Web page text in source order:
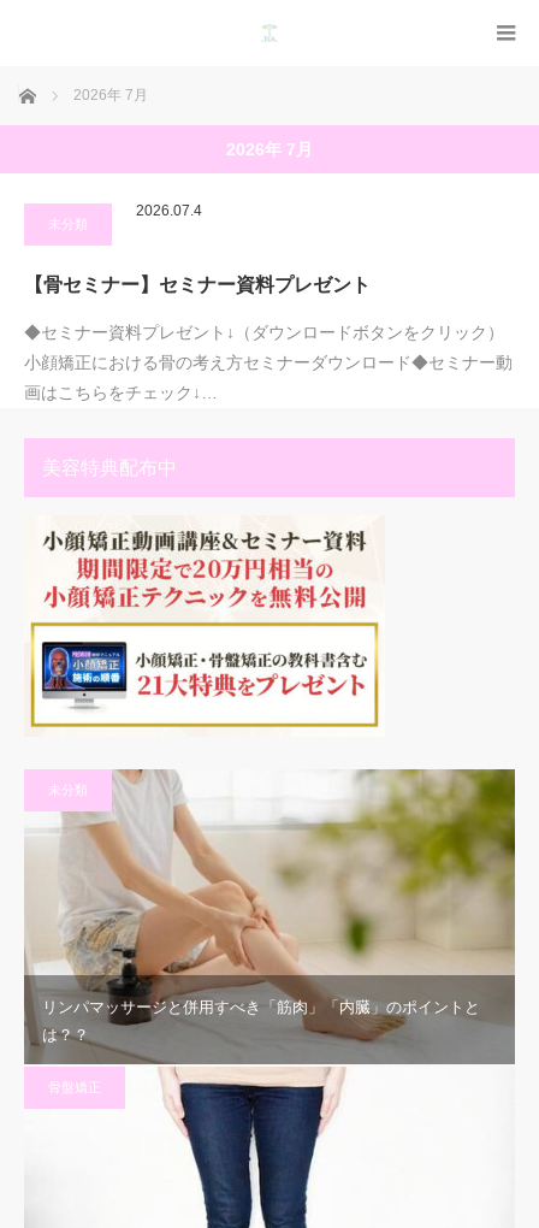
ホーム 2026年 7月
2026年 7月
未分類
2026.07.4
【骨セミナー】セミナー資料プレゼント
◆セミナー資料プレゼント↓（ダウンロードボタンをクリック）
小顔矯正における骨の考え方セミナーダウンロード◆セミナー動
画はこちらをチェック↓…
美容特典配布中
未分類
リンパマッサージと併用すべき「筋肉」「内臓」のポイントと
は？？
骨盤矯正